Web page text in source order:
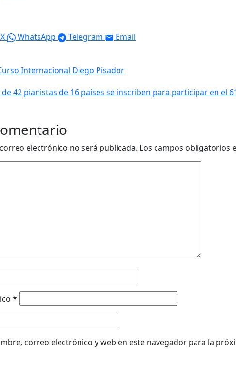
X WhatsApp Telegram Email
Internacional Diego Pisador
42 pianistas de 16 países se inscriben para participar en el
electrónico no será publicada. Los campos obligatorios
*
correo electrónico y web en este navegador para la